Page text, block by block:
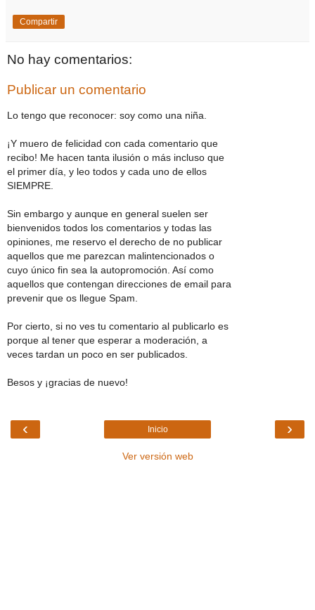
Compartir
No hay comentarios:
Publicar un comentario
Lo tengo que reconocer: soy como una niña.
¡Y muero de felicidad con cada comentario que
recibo! Me hacen tanta ilusión o más incluso que
el primer día, y leo todos y cada uno de ellos
SIEMPRE.
Sin embargo y aunque en general suelen ser
bienvenidos todos los comentarios y todas las
opiniones, me reservo el derecho de no publicar
aquellos que me parezcan malintencionados o
cuyo único fin sea la autopromoción. Así como
aquellos que contengan direcciones de email para
prevenir que os llegue Spam.
Por cierto, si no ves tu comentario al publicarlo es
porque al tener que esperar a moderación, a
veces tardan un poco en ser publicados.
Besos y ¡gracias de nuevo!
‹ ›
Inicio
Ver versión web